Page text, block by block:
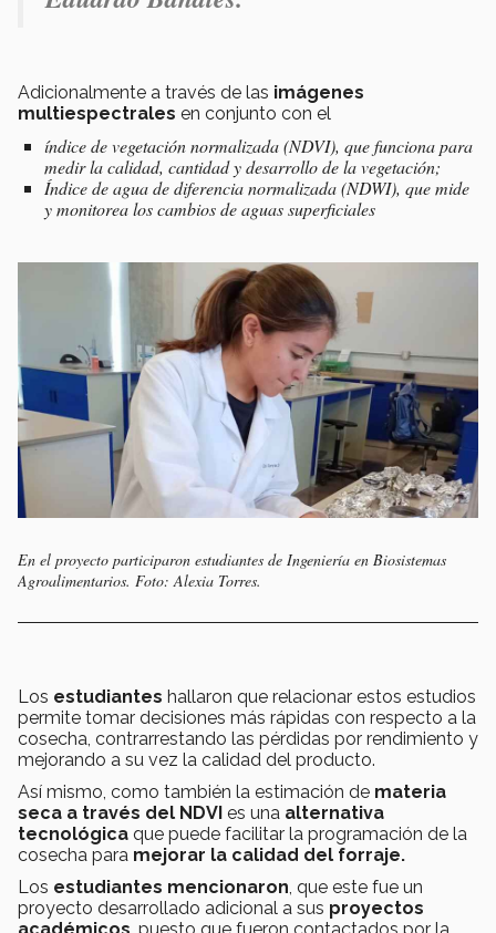
Adicionalmente a través de las imágenes
multiespectrales en conjunto con el
índice de vegetación normalizada (NDVI), que funciona para
medir la calidad, cantidad y desarrollo de la vegetación;
Índice de agua de diferencia normalizada (NDWI), que mide
y monitorea los cambios de aguas superficiales
En el proyecto participaron estudiantes de Ingeniería en Biosistemas
Agroalimentarios. Foto: Alexia Torres.
Los estudiantes hallaron que relacionar estos estudios
permite tomar decisiones más rápidas con respecto a la
cosecha, contrarrestando las pérdidas por rendimiento y
mejorando a su vez la calidad del producto.
Así mismo, como también la estimación de materia
seca a través del NDVI es una alternativa
tecnológica que puede facilitar la programación de la
cosecha para mejorar la calidad del forraje.
Los estudiantes mencionaron, que este fue un
proyecto desarrollado adicional a sus proyectos